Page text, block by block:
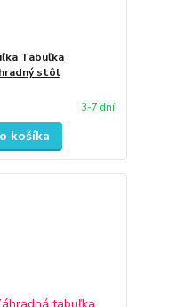
Tabuľka
stôl
3-7 dní
košíka